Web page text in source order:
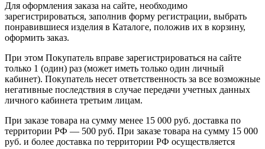
Для оформления заказа на сайте, необходимо
зарегистрироваться, заполнив форму регистрации, выбрать
понравившиеся изделия в Каталоге, положив их в корзину,
оформить заказ.
При этом Покупатель вправе зарегистрироваться на сайте
только 1 (один) раз (может иметь только один личный
кабинет). Покупатель несет ответственность за все возможные
негативные последствия в случае передачи учетных данных
личного кабинета третьим лицам.
При заказе товара на сумму менее 15 000 руб. доставка по
территории РФ — 500 руб. При заказе товара на сумму 15 000
руб. и более доставка по территории РФ осуществляется